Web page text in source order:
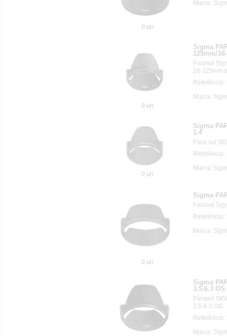
0 un
Marca:
0 un
Sigma
125mm/
Parasol
18-125mm
Marca:
0 un
Sigma
1.4
Para-sol
Referência:
Marca:
0 un
Sigma
Parasol
Referência:
Marca:
Sigma
3.5-6.3 OS
Párasol
3.5-6.3 OS.
Marca: